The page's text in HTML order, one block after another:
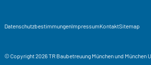
DatenschutzbestimmungenImpressumKontaktSitemap
© Copyright 2026TR BaubetreuungMünchen und München